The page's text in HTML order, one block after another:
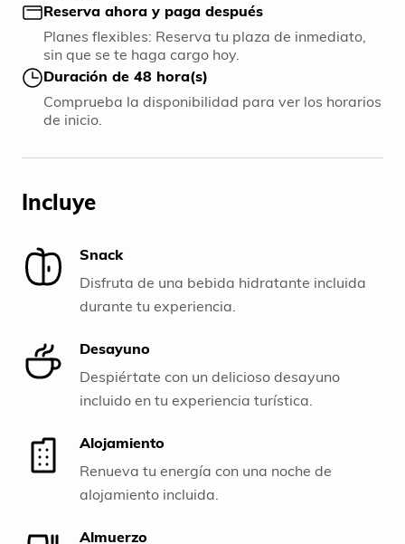
Reserva ahora y paga después
Planes flexibles: Reserva tu plaza de inmediato,
sin que se te haga cargo hoy.
Duración de 48 hora(s)
Comprueba la disponibilidad para ver los horarios
de inicio.
Incluye
Snack
Disfruta de una bebida hidratante incluida
durante tu experiencia.
Desayuno
Despiértate con un delicioso desayuno
incluido en tu experiencia turística.
Alojamiento
Renueva tu energía con una noche de
alojamiento incluida.
Almuerzo